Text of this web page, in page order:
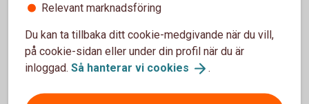
Relevant marknadsföring
Du kan ta tillbaka ditt cookie-medgivande när du vill,
på cookie-sidan eller under din profil när du är
inloggad. Så hanterar vi cookies .